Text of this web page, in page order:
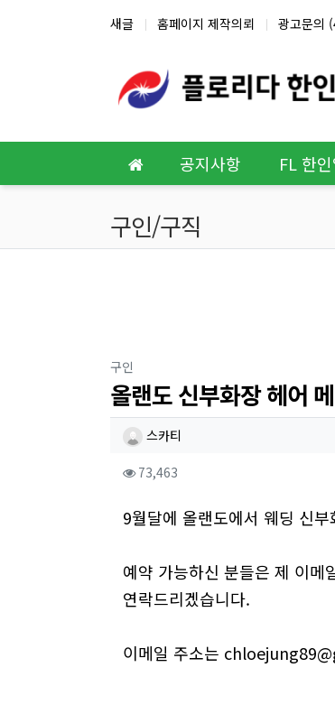
새글 홈페이지 제작의뢰 광고문의
공지사항 FL 한
구인/구직
구인
올랜도 신부화장 헤어
작성자 정보
스카티
컨텐츠 정보
73,463
본문
9월달에 올랜도에서 웨딩 신
예약 가능하신 분들은 제 이메
연락드리겠습니다.
이메일 주소는